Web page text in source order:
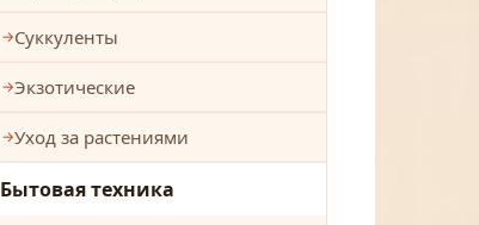
Суккуленты
Экзотические
Уход за растениями
Бытовая техника